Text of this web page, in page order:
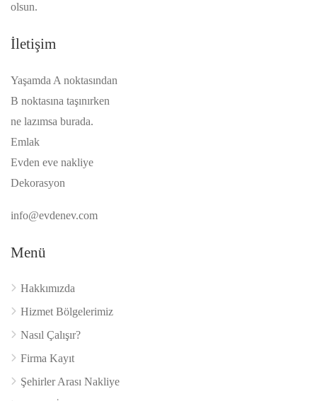
olsun.
İletişim
Yaşamda A noktasından
B noktasına taşınırken
ne lazımsa burada.
Emlak
Evden eve nakliye
Dekorasyon
info@evdenev.com
Menü
Hakkımızda
Hizmet Bölgelerimiz
Nasıl Çalışır?
Firma Kayıt
Şehirler Arası Nakliye